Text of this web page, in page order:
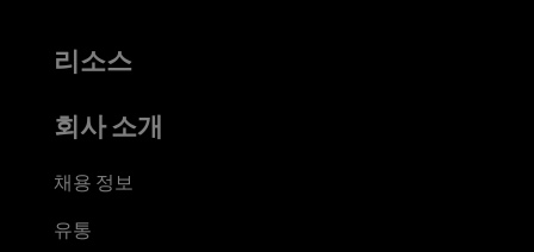
리소스
회사 소개
채용 정보
유통